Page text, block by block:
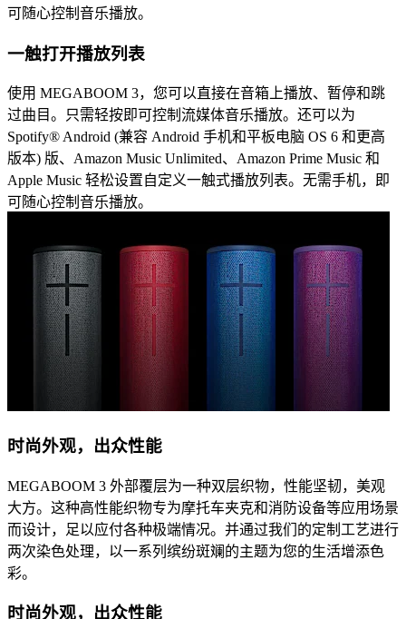
可随心控制音乐播放。
一触打开播放列表
使用 MEGABOOM 3，您可以直接在音箱上播放、暂停和跳
过曲目。只需轻按即可控制流媒体音乐播放。还可以为
Spotify® Android (兼容 Android 手机和平板电脑 OS 6 和更高
版本) 版、Amazon Music Unlimited、Amazon Prime Music 和
Apple Music 轻松设置自定义一触式播放列表。无需手机，即
可随心控制音乐播放。
时尚外观，出众性能
MEGABOOM 3 外部覆层为一种双层织物，性能坚韧，美观
大方。这种高性能织物专为摩托车夹克和消防设备等应用场景
而设计，足以应付各种极端情况。并通过我们的定制工艺进行
两次染色处理，以一系列缤纷斑斓的主题为您的生活增添色
彩。
时尚外观，出众性能